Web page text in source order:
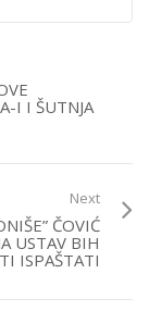
I I ŠUTNJA
Next
ČOVIĆ
USTAV BIH
ISPAŠTATI